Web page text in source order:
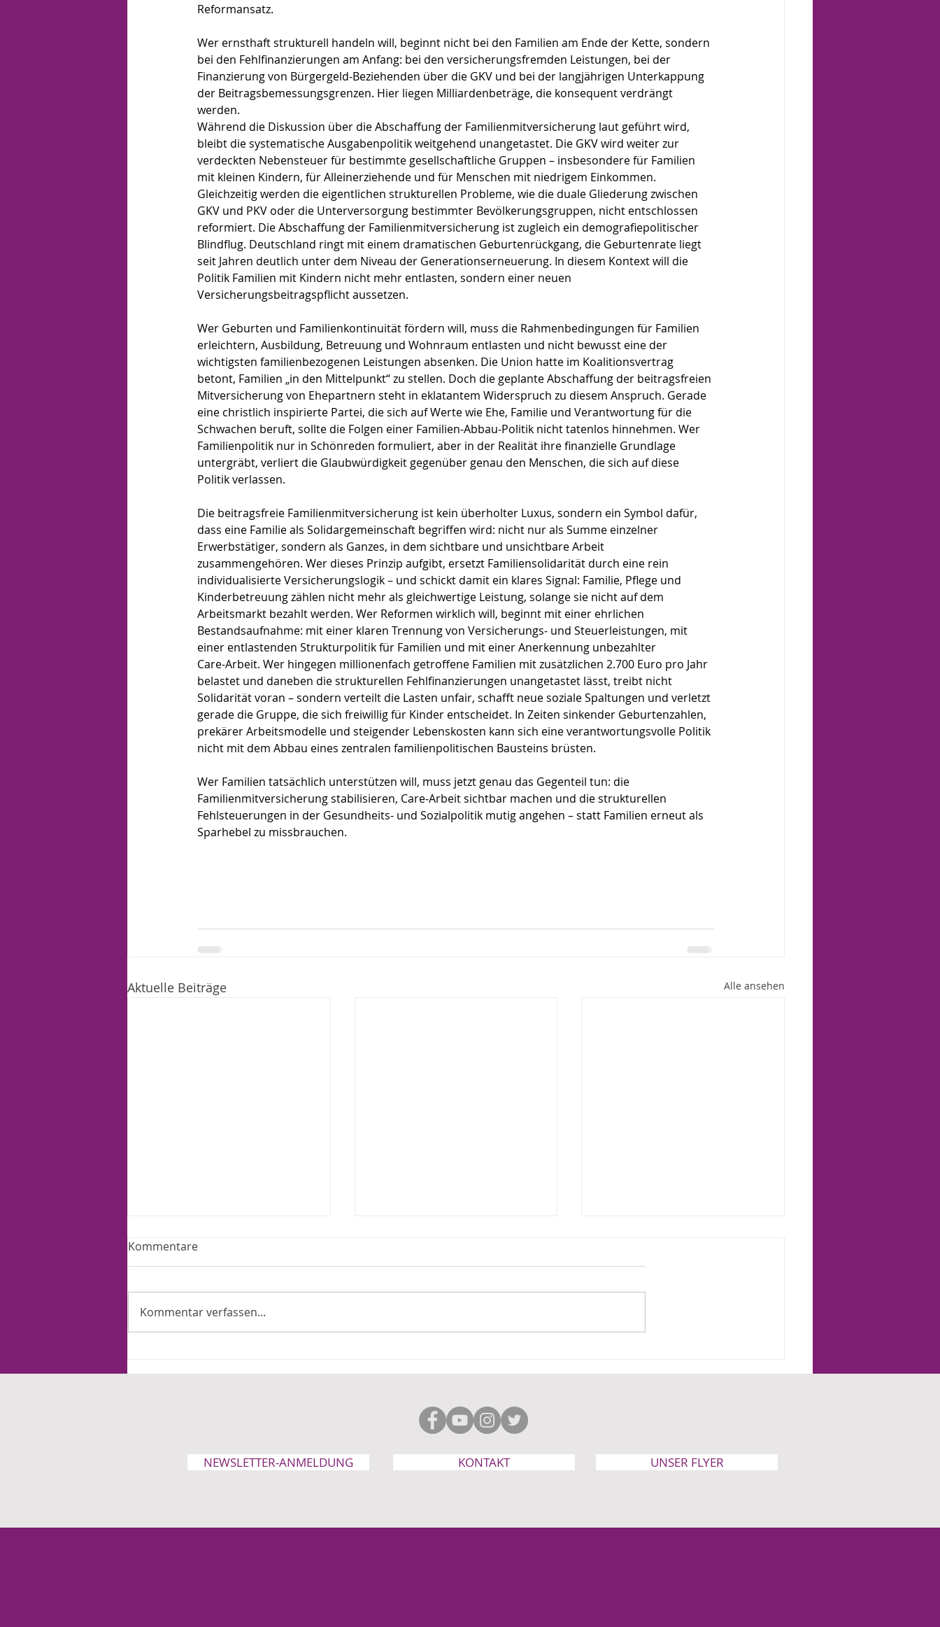
Reformansatz.
Wer ernsthaft strukturell handeln will, beginnt nicht bei den Familien am Ende der Kette, sondern
bei den Fehlfinanzierungen am Anfang: bei den versicherungsfremden Leistungen, bei der
Finanzierung von Bürgergeld‑Beziehenden über die GKV und bei der langjährigen Unterkappung
der Beitragsbemessungsgrenzen. Hier liegen Milliardenbeträge, die konsequent verdrängt
werden.
Während die Diskussion über die Abschaffung der Familienmitversicherung laut geführt wird,
bleibt die systematische Ausgabenpolitik weitgehend unangetastet. Die GKV wird weiter zur
verdeckten Nebensteuer für bestimmte gesellschaftliche Gruppen – insbesondere für Familien
mit kleinen Kindern, für Alleinerziehende und für Menschen mit niedrigem Einkommen.
Gleichzeitig werden die eigentlichen strukturellen Probleme, wie die duale Gliederung zwischen
GKV und PKV oder die Unterversorgung bestimmter Bevölkerungsgruppen, nicht entschlossen
reformiert. Die Abschaffung der Familienmitversicherung ist zugleich ein demografiepolitischer
Blindflug. Deutschland ringt mit einem dramatischen Geburtenrückgang, die Geburtenrate liegt
seit Jahren deutlich unter dem Niveau der Generationserneuerung. In diesem Kontext will die
Politik Familien mit Kindern nicht mehr entlasten, sondern einer neuen
Versicherungsbeitragspflicht aussetzen.
Wer Geburten und Familienkontinuität fördern will, muss die Rahmenbedingungen für Familien
erleichtern, Ausbildung, Betreuung und Wohnraum entlasten und nicht bewusst eine der
wichtigsten familienbezogenen Leistungen absenken. Die Union hatte im Koalitionsvertrag
betont, Familien „in den Mittelpunkt“ zu stellen. Doch die geplante Abschaffung der beitragsfreien
Mitversicherung von Ehepartnern steht in eklatantem Widerspruch zu diesem Anspruch. Gerade
eine christlich inspirierte Partei, die sich auf Werte wie Ehe, Familie und Verantwortung für die
Schwachen beruft, sollte die Folgen einer Familien‑Abbau‑Politik nicht tatenlos hinnehmen. Wer
Familienpolitik nur in Schönreden formuliert, aber in der Realität ihre finanzielle Grundlage
untergräbt, verliert die Glaubwürdigkeit gegenüber genau den Menschen, die sich auf diese
Politik verlassen.
Die beitragsfreie Familienmitversicherung ist kein überholter Luxus, sondern ein Symbol dafür,
dass eine Familie als Solidargemeinschaft begriffen wird: nicht nur als Summe einzelner
Erwerbstätiger, sondern als Ganzes, in dem sichtbare und unsichtbare Arbeit
zusammengehören. Wer dieses Prinzip aufgibt, ersetzt Familiensolidarität durch eine rein
individualisierte Versicherungslogik – und schickt damit ein klares Signal: Familie, Pflege und
Kinderbetreuung zählen nicht mehr als gleichwertige Leistung, solange sie nicht auf dem
Arbeitsmarkt bezahlt werden. Wer Reformen wirklich will, beginnt mit einer ehrlichen
Bestandsaufnahme: mit einer klaren Trennung von Versicherungs‑ und Steuerleistungen, mit
einer entlastenden Strukturpolitik für Familien und mit einer Anerkennung unbezahlter
Care‑Arbeit. Wer hingegen millionenfach getroffene Familien mit zusätzlichen 2.700 Euro pro Jahr
belastet und daneben die strukturellen Fehlfinanzierungen unangetastet lässt, treibt nicht
Solidarität voran – sondern verteilt die Lasten unfair, schafft neue soziale Spaltungen und verletzt
gerade die Gruppe, die sich freiwillig für Kinder entscheidet. In Zeiten sinkender Geburtenzahlen,
prekärer Arbeitsmodelle und steigender Lebenskosten kann sich eine verantwortungsvolle Politik
nicht mit dem Abbau eines zentralen familienpolitischen Bausteins brüsten.
Wer Familien tatsächlich unterstützen will, muss jetzt genau das Gegenteil tun: die
Familienmitversicherung stabilisieren, Care‑Arbeit sichtbar machen und die strukturellen
Fehlsteuerungen in der Gesundheits‑ und Sozialpolitik mutig angehen – statt Familien erneut als
Sparhebel zu missbrauchen.
Aktuelle Beiträge Alle ansehen
Familie tragen die Lasten
Kommentar von Judith
vielfach als Projekt gesehen“
Kommentare
Kommentar verfassen...
NEWSLETTER-ANMELDUNG KONTAKT UNSER FLYER